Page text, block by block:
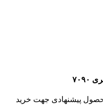
۷۰۹۰
پیشنهادی جهت خرید